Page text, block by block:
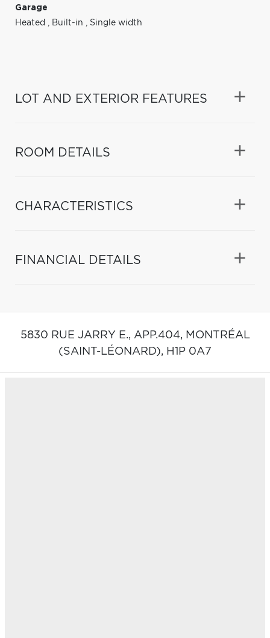
Garage
Heated , Built-in , Single width
LOT AND EXTERIOR FEATURES
ROOM DETAILS
CHARACTERISTICS
FINANCIAL DETAILS
5830 RUE JARRY E., APP.404, MONTRÉAL
(SAINT-LÉONARD), H1P 0A7